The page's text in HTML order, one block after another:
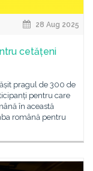
28 Aug 2025
cetățeni
pragul de 300 de
pentru care
în această
română pentru